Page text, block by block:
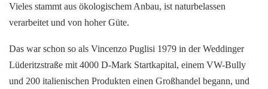
Vieles stammt aus ökologischem Anbau, ist naturbelassen
verarbeitet und von hoher Güte.
Das war schon so als Vincenzo Puglisi 1979 in der Weddinger
Lüderitzstraße mit 4000 D-Mark Startkapital, einem VW-Bully
und 200 italienischen Produkten einen Großhandel begann, und